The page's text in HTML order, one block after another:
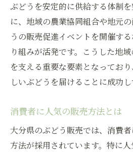
ぶどうを安定的に供給する体制
に、地域の農業協同組合や地元
うの販売促進イベントを開催す
り組みが活発です。こうした地
を支える重要な要素となってお
しいぶどうを届けることに成功し
消費者に人気の販売方法とは
大分県のぶどう販売では、消費
方法が採用されています。特に